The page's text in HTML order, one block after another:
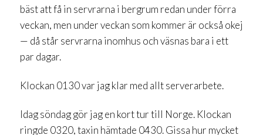
bäst att få in servrarna i bergrum redan under förra
veckan, men under veckan som kommer är också okej
— då står servrarna inomhus och väsnas bara i ett
par dagar.
Klockan 0130 var jag klar med allt serverarbete.
Idag söndag gör jag en kort tur till Norge. Klockan
ringde 0320, taxin hämtade 0430. Gissa hur mycket